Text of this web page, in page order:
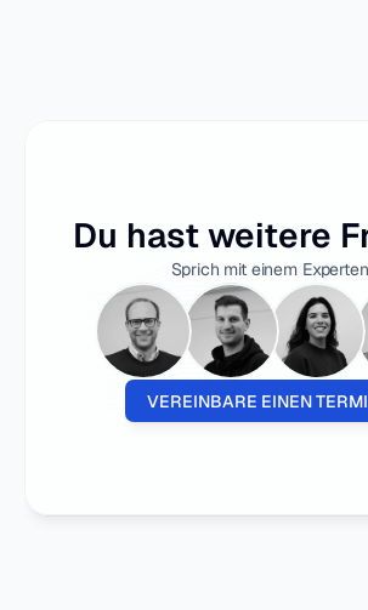
Du hast weitere
Sprich mit einem
VEREINBARE EINEN